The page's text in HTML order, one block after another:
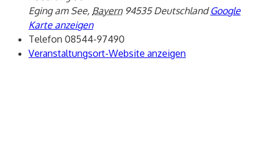
Eging am See, Bayern 94535 Deutschland Google
Karte anzeigen
Telefon 08544-97490
Veranstaltungsort-Website anzeigen